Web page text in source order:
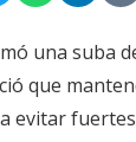
una suba
que
evitar